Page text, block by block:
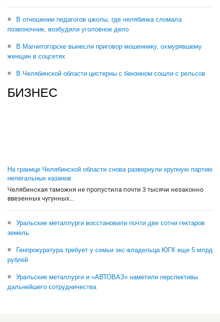
В отношении педагогов школы, где челябинка сломала
позвоночник, возбудили уголовное дело
В Магнитогорске вынесли приговор мошеннику, охмурявшему
женщин в соцсетях
В Челябинской области цистерны с бензином сошли с рельсов
БИЗНЕС
На границе Челябинской области снова развернули крупную партию
нелегальных казанов
Челябинская таможня не пропустила почти 3 тысячи незаконно
ввезенных чугунных...
Уральские металлурги восстановили почти две сотни гектаров
земель
Генпрокуратура требует у семьи экс-владельца ЮГК еще 5 млрд
рублей
Уральские металлурги и «АВТОВАЗ» наметили перспективы
дальнейшего сотрудничества